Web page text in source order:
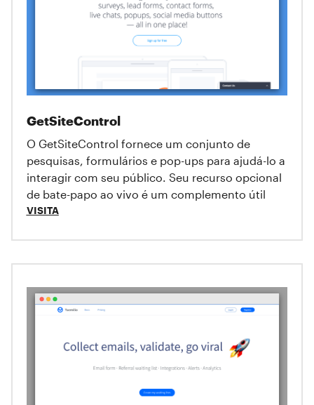
GetSiteControl
O GetSiteControl fornece um conjunto de
pesquisas, formulários e pop-ups para ajudá-lo a
interagir com seu público. Seu recurso opcional
de bate-papo ao vivo é um complemento útil
VISITA